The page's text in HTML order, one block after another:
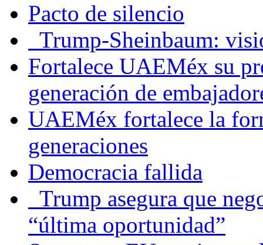
Pacto de silencio
Trump-Sheinbaum:
Fortalece UAEMéx su
generación de
UAEMéx fortalece la
generaciones
Democracia fallida
Trump asegura que
“última oportunidad”